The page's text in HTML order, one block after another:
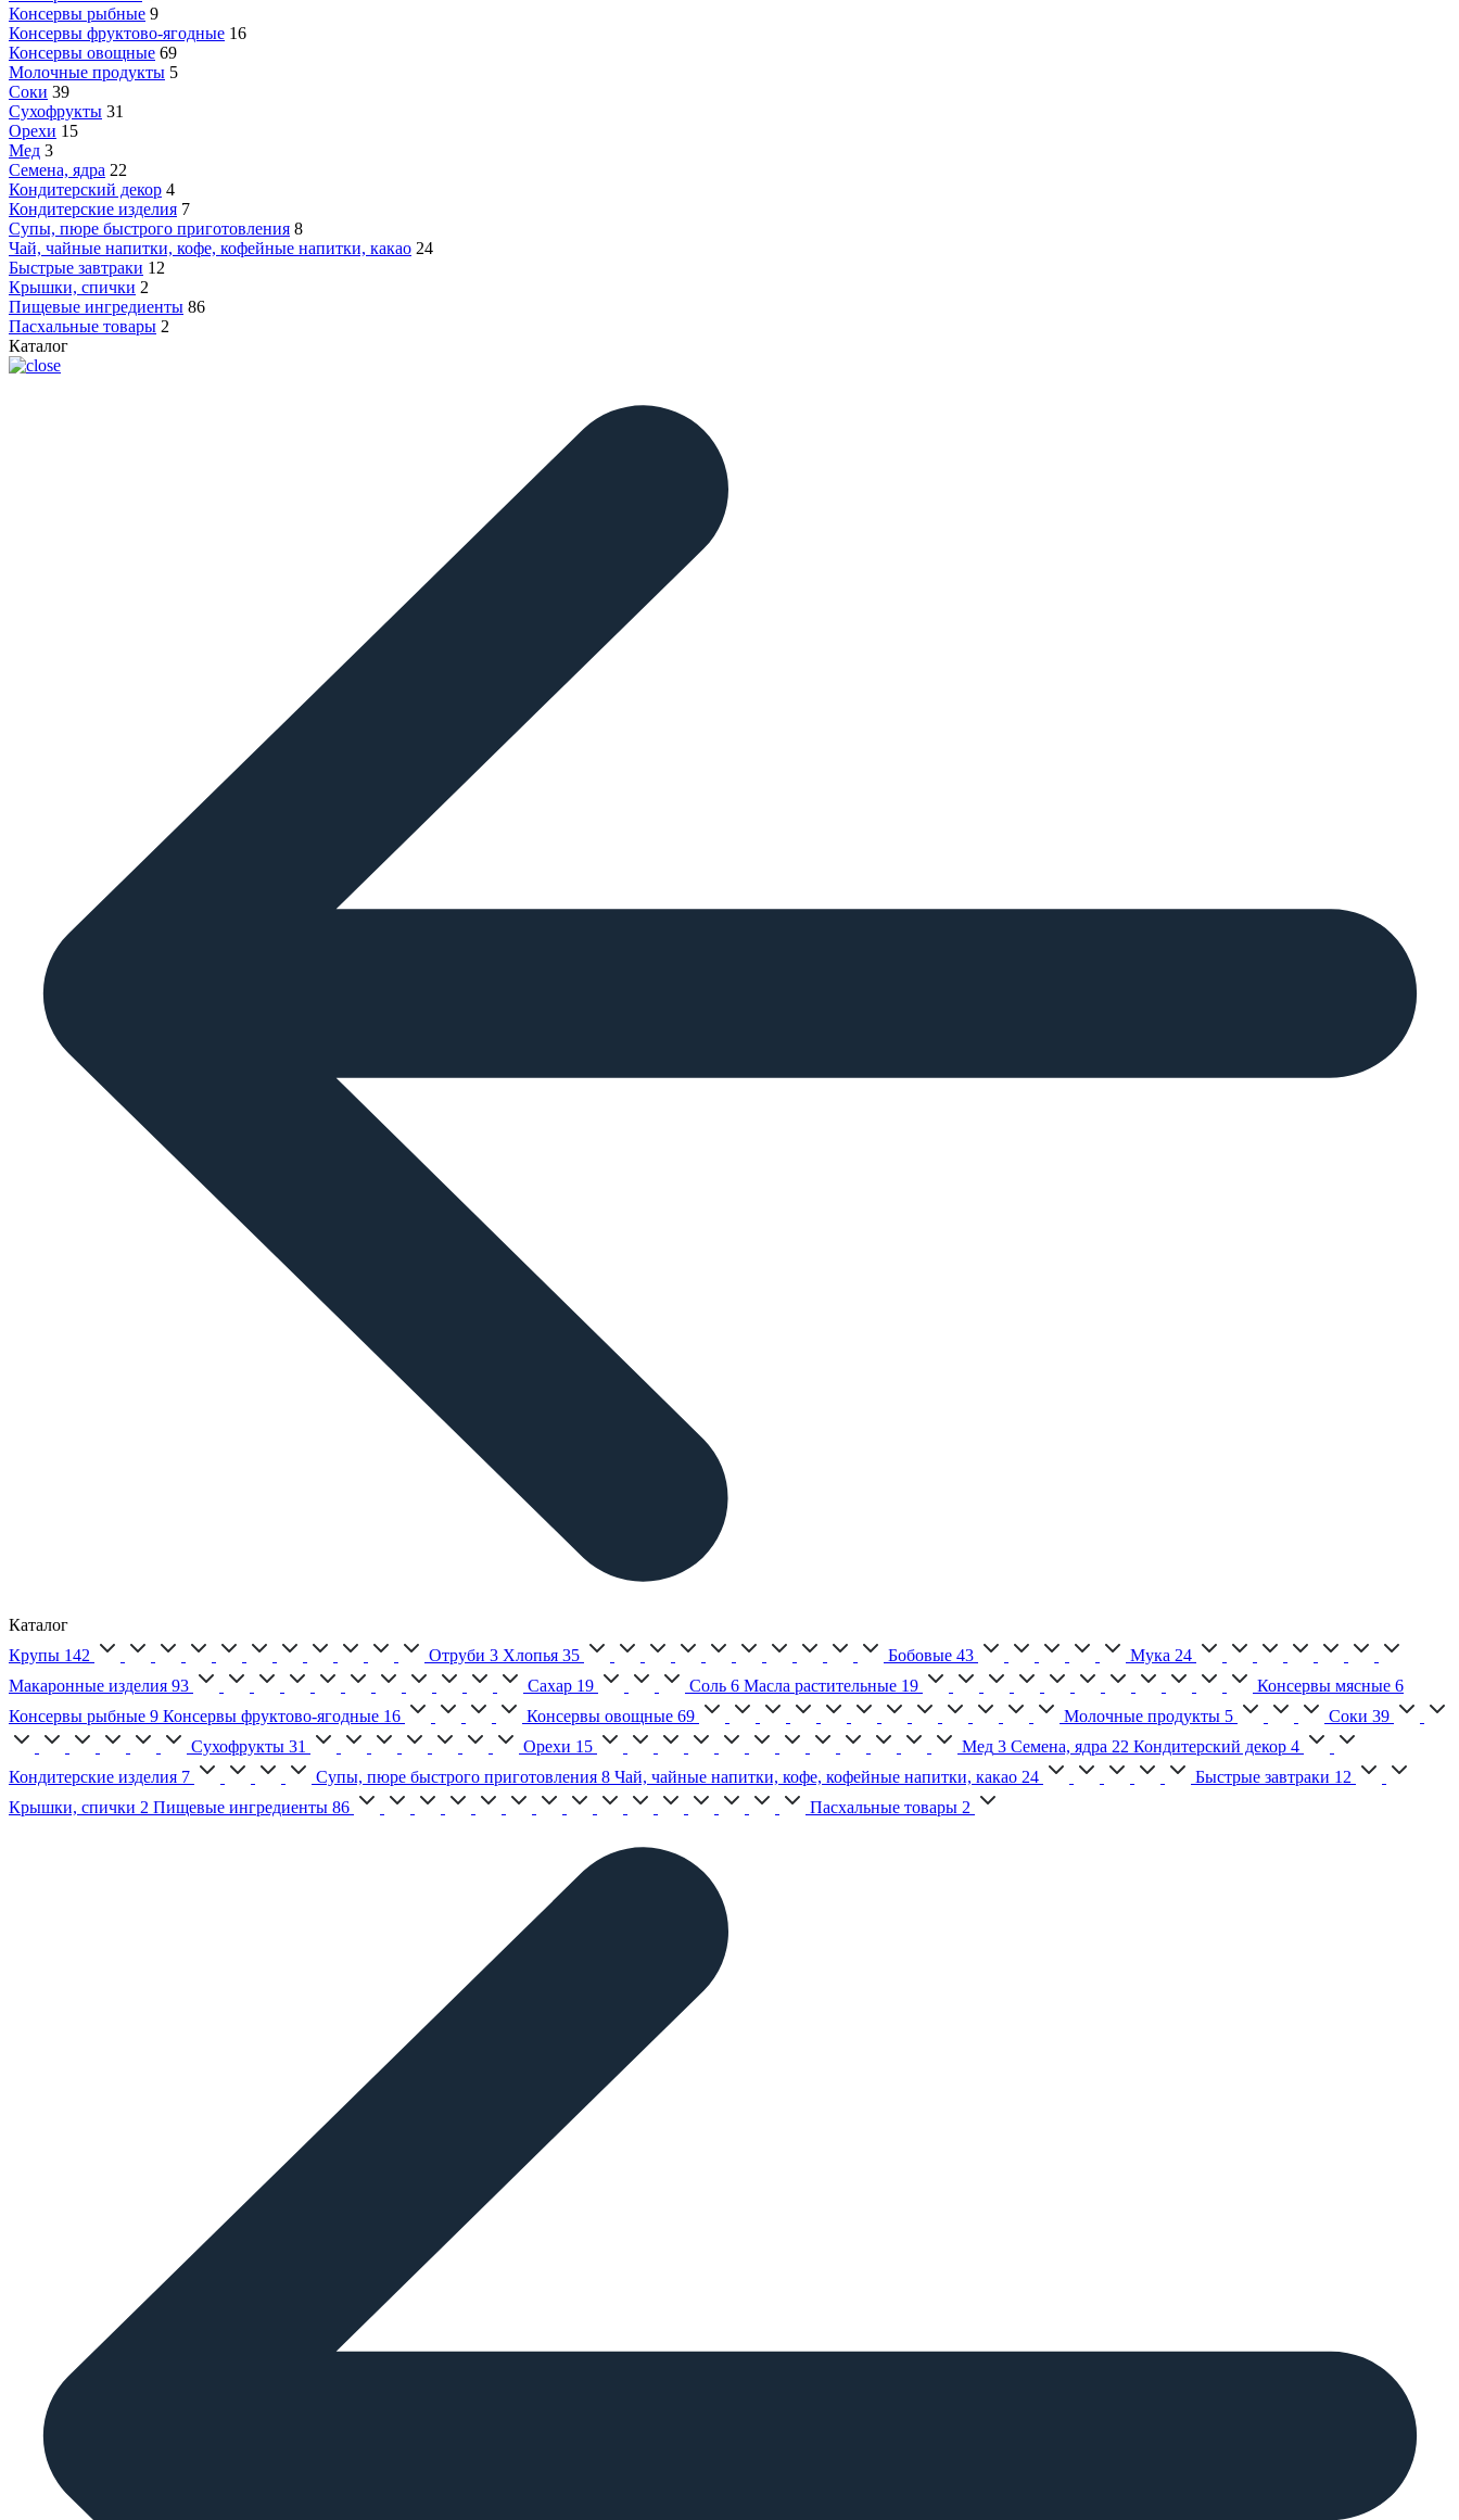
Консервы рыбные 9
Консервы фруктово-ягодные 16
Консервы овощные 69
Молочные продукты 5
Соки 39
Сухофрукты 31
Орехи 15
Мед 3
Семена, ядра 22
Кондитерский декор 4
Кондитерские изделия 7
Супы, пюре быстрого приготовления 8
Чай, чайные напитки, кофе, кофейные напитки, какао 24
Быстрые завтраки 12
Крышки, спички 2
Пищевые ингредиенты 86
Пасхальные товары 2
Каталог
Каталог
Крупы 142 Отруби 3 Хлопья 35 Бобовые 43 Мука 24
Макаронные изделия 93 Сахар 19 Соль 6 Масла растительные 19 Консервы мясные 6
Консервы рыбные 9 Консервы фруктово-ягодные 16 Консервы овощные 69 Молочные продукты 5 Соки 39
Сухофрукты 31 Орехи 15 Мед 3 Семена, ядра 22 Кондитерский декор 4
Кондитерские изделия 7 Супы, пюре быстрого приготовления 8 Чай, чайные напитки, кофе, кофейные напитки, какао 24 Быстрые завтраки 12
Крышки, спички 2 Пищевые ингредиенты 86 Пасхальные товары 2